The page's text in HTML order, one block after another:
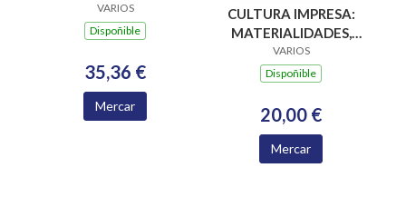
PARA A
INTERVENCION NO
VARIOS
Dispoñible
35,36 €
Mercar
CULTURA IMPRESA:
MATERIALIDADES,
PARADIGMAS E
RETOS EPISTÉMICOS
VARIOS
Dispoñible
20,00 €
Mercar